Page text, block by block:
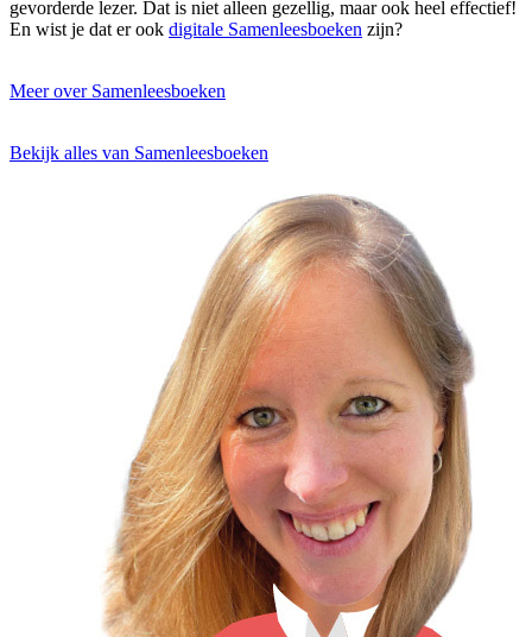
gevorderde lezer. Dat is niet alleen gezellig, maar ook heel effectief!
En wist je dat er ook digitale Samenleesboeken zijn?
Meer over Samenleesboeken
Bekijk alles van Samenleesboeken